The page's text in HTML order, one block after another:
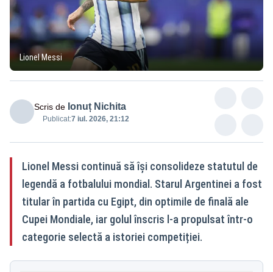
Lionel Messi
Scris de Ionuț Nichita
Publicat:7 iul. 2026, 21:12
Lionel Messi continuă să își consolideze statutul de
legendă a fotbalului mondial. Starul Argentinei a fost
titular în partida cu Egipt, din optimile de finală ale
Cupei Mondiale, iar golul înscris l-a propulsat într-o
categorie selectă a istoriei competiției.